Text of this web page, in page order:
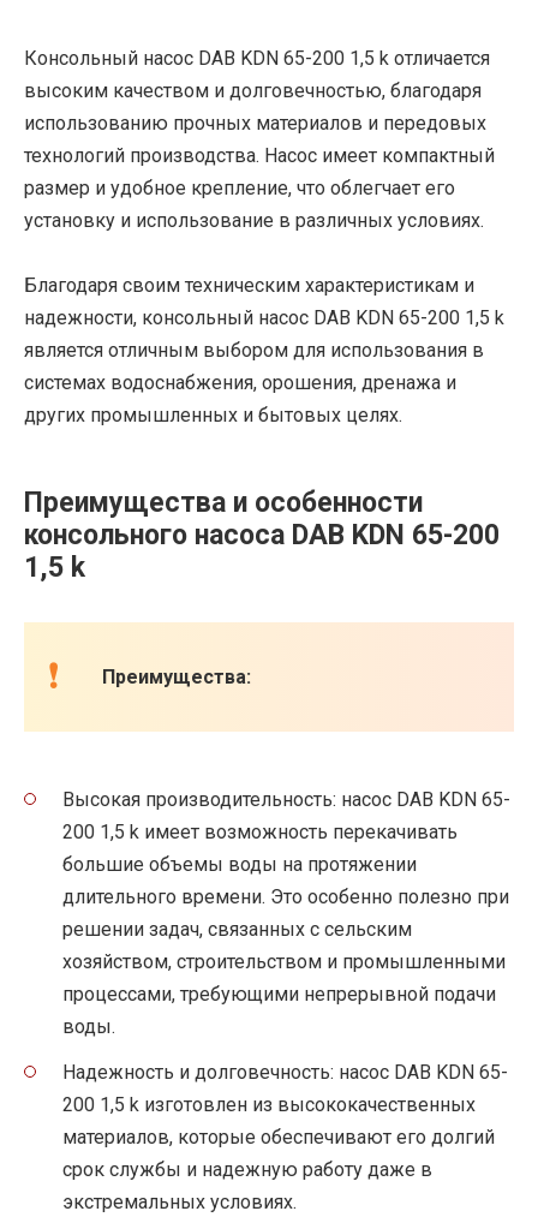
Консольный насос DAB KDN 65-200 1,5 k отличается
высоким качеством и долговечностью, благодаря
использованию прочных материалов и передовых
технологий производства. Насос имеет компактный
размер и удобное крепление, что облегчает его
установку и использование в различных условиях.
Благодаря своим техническим характеристикам и
надежности, консольный насос DAB KDN 65-200 1,5 k
является отличным выбором для использования в
системах водоснабжения, орошения, дренажа и
других промышленных и бытовых целях.
Преимущества и особенности
консольного насоса DAB KDN 65-200
1,5 k
Преимущества:
Высокая производительность: насос DAB KDN 65-
200 1,5 k имеет возможность перекачивать
большие объемы воды на протяжении
длительного времени. Это особенно полезно при
решении задач, связанных с сельским
хозяйством, строительством и промышленными
процессами, требующими непрерывной подачи
воды.
Надежность и долговечность: насос DAB KDN 65-
200 1,5 k изготовлен из высококачественных
материалов, которые обеспечивают его долгий
срок службы и надежную работу даже в
экстремальных условиях.